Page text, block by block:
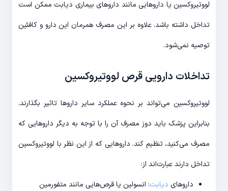
لووتیروکسین یا داروهایی مانند داروهای بیماری دیابت ممکن است
تداخل داشته باشد. علاوه بر این مصرف همرمان این دارو و کافئین
توصیه نمی‎‌‌شود.
تداخلات دارویی قرص لووتیروکسین
لووتیروکسین می‌تواند بر نحوه عملکرد سایر داروها تاثیر بگذارند.
بنابراین پزشک باید دوز مصرف آن را با توجه به دیگر داروهایی که
مصرف می‌کنید، تنظیم کند. داروهایی که از این نظر با لووتیروکسین
تداخل دارند عبارت‌اند از:
داروهای دیابت: انسولین یا قرص‌هایی مانند متفورمین